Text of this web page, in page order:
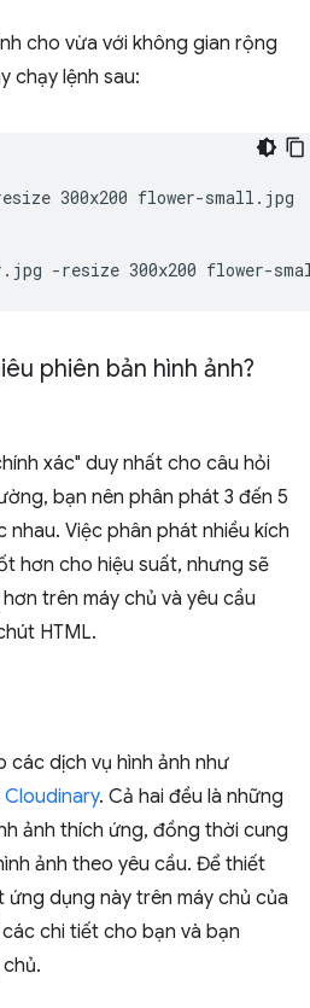
cho vừa với không gian rộng
chạy lệnh sau:
300x200 flower-small.jpg
-resize 300x200
phiên bản hình ảnh?
xác" duy nhất cho câu hỏi
bạn nên phân phát 3 đến 5
nhau. Việc phân phát nhiều kích
hơn cho hiệu suất, nhưng sẽ
trên máy chủ và yêu cầu
HTML.
các dịch vụ hình ảnh như
Cloudinary. Cả hai đều là những
ảnh thích ứng, đồng thời cung
ảnh theo yêu cầu. Để thiết
ứng dụng này trên máy chủ của
chi tiết cho bạn và bạn